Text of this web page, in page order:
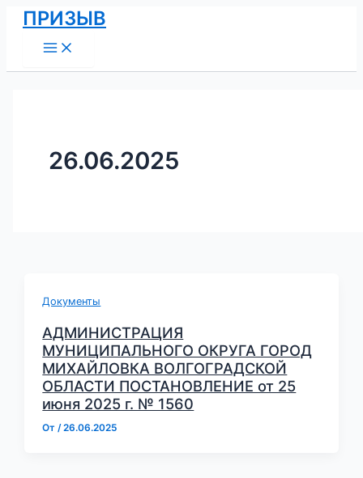
Перейти
содержимому
ПРИЗЫВ
Menu
26.06.2025
Документы
АДМИНИСТРАЦИЯ
МУНИЦИПАЛЬНОГО ОКРУГА ГОРОД
МИХАЙЛОВКА ВОЛГОГРАДСКОЙ
ОБЛАСТИ ПОСТАНОВЛЕНИЕ от 25
июня 2025 г. № 1560
От/26.06.2025